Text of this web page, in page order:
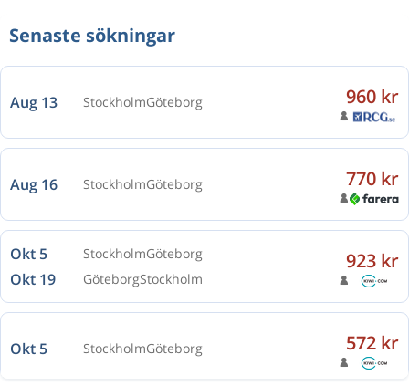
Senaste sökningar
Aug 13 StockholmGöteborg
Aug 16 Göteborg 770 kr
Okt 5 StockholmGöteborg 923 kr
Okt 5 StockholmGöteborg 572 kr
Nov 11 StockholmGöteborg 1 048 kr